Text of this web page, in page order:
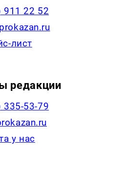
911 22 52
лист
редакции
335-53-79
у нас